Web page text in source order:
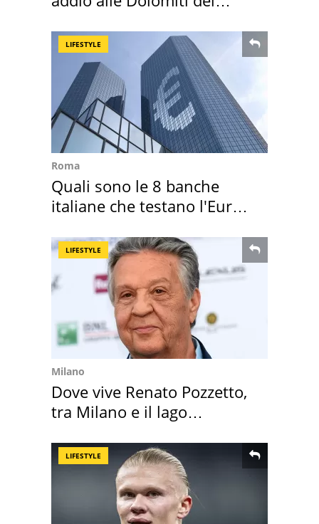
LIFESTYLE
Roma
Quali sono le 8 banche
italiane che testano l'Euro
LIFESTYLE
Milano
Dove vive Renato Pozzetto,
tra Milano e il lago
LIFESTYLE